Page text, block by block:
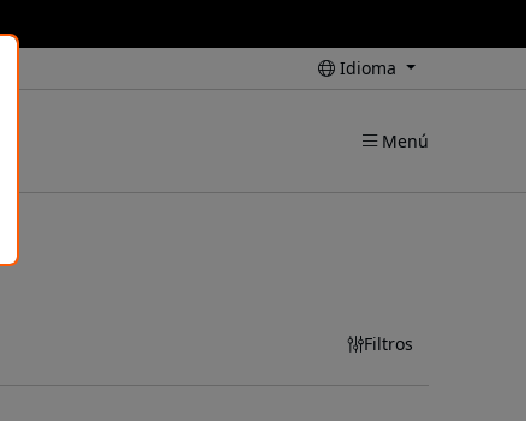
Idioma
Menú
Filtros